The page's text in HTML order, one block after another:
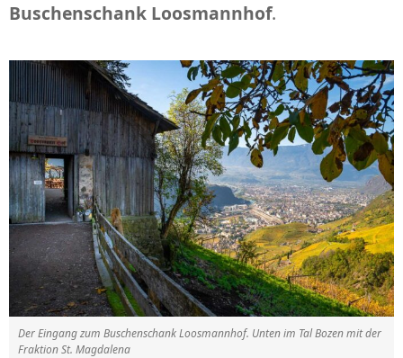
Buschenschank Loosmannhof.
Der Eingang zum Buschenschank Loosmannhof. Unten im Tal Bozen mit der
Fraktion St. Magdalena